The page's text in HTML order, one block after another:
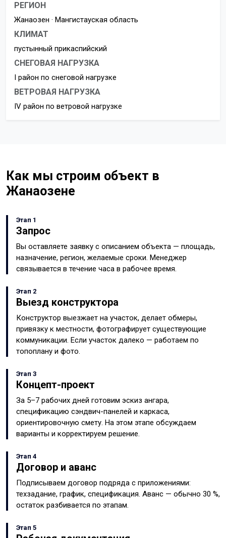
РЕГИОН
Жанаозен · Мангистауская область
КЛИМАТ
пустынный прикаспийский
СНЕГОВАЯ НАГРУЗКА
I район по снеговой нагрузке
ВЕТРОВАЯ НАГРУЗКА
IV район по ветровой нагрузке
Как мы строим объект в
Жанаозене
Этап 1
Запрос
Вы оставляете заявку с описанием объекта — площадь,
назначение, регион, желаемые сроки. Менеджер
связывается в течение часа в рабочее время.
Этап 2
Выезд конструктора
Конструктор выезжает на участок, делает обмеры,
привязку к местности, фотографирует существующие
коммуникации. Если участок далеко — работаем по
топоплану и фото.
Этап 3
Концепт-проект
За 5–7 рабочих дней готовим эскиз ангара,
спецификацию сэндвич-панелей и каркаса,
ориентировочную смету. На этом этапе обсуждаем
варианты и корректируем решение.
Этап 4
Договор и аванс
Подписываем договор подряда с приложениями:
техзадание, график, спецификация. Аванс — обычно 30 %,
остаток разбивается по этапам.
Этап 5